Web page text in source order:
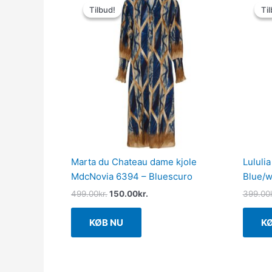
Tilbud!
Tilbud!
Marta du Chateau dame kjole
MdcNovia 6394 – Bluescuro
499.00kr.
oprindelige
pris
var:
499.00kr..
150.00kr.
aktuelle
pris
er:
150.00kr..
KØB NU
Blue/
399.00